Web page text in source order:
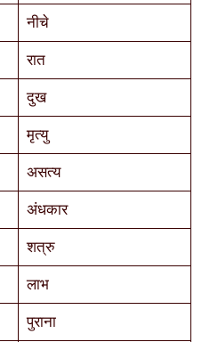
नीचे
रात
दुख
मृत्यु
असत्य
अंधकार
शत्रु
लाभ
पुराना